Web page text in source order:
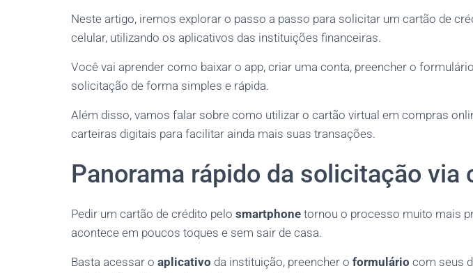
Neste artigo, iremos explorar o passo a passo para solicitar um cartão de
celular, utilizando os aplicativos das instituições financeiras.
Você vai aprender como baixar o app, criar uma conta, preencher o
solicitação de forma simples e rápida.
Além disso, vamos falar sobre como utilizar o cartão virtual em compras
carteiras digitais para facilitar ainda mais suas transações.
Panorama rápido da solicitação via
Pedir um cartão de crédito pelo smartphone tornou o processo muito mais
acontece em poucos toques e sem sair de casa.
Basta acessar o aplicativo da instituição, preencher o formulário com seus